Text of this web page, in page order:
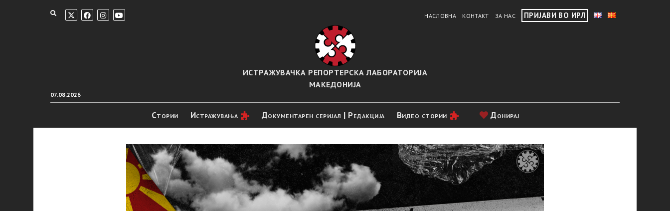
НАСЛОВНА КОНТАКТ ЗА НАС ПРИЈАВИ ВО ИРЛ
07.08.2026
ИСТРАЖУВАЧКА РЕПОРТЕРСКА ЛАБОРАТОРИЈА
МАКЕДОНИЈА
Стории Истражувањa Документарен серијал | Редакција Видео стории Донирај